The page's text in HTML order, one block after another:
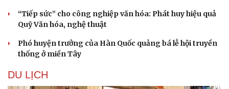
“Tiếp sức” cho công nghiệp văn hóa: Phát huy hiệu quả
Quỹ Văn hóa, nghệ thuật
Phó huyện trưởng của Hàn Quốc quảng bá lễ hội truyền
thống ở miền Tây
DU LỊCH